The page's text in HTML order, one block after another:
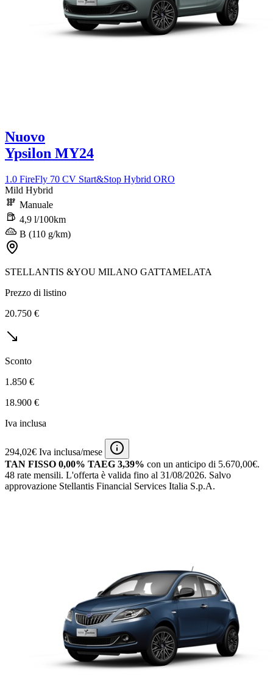
Nuovo
Ypsilon MY24
1.0 FireFly 70 CV Start&Stop Hybrid ORO
Mild Hybrid
Manuale
4,9 l/100km
B (110 g/km)
STELLANTIS &YOU MILANO GATTAMELATA
Prezzo di listino
20.750 €
Sconto
1.850 €
18.900 €
Iva inclusa
294,02€ Iva inclusa/mese
TAN FISSO 0,00% TAEG 3,39% con un anticipo di 5.670,00€.
48 rate mensili. L'offerta è valida fino al 31/08/2026. Salvo
approvazione Stellantis Financial Services Italia S.p.A.